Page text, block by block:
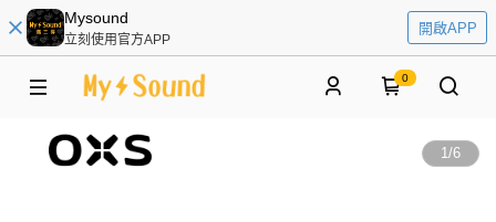
Mysound
立刻使用官方APP
開啟APP
0
1/6